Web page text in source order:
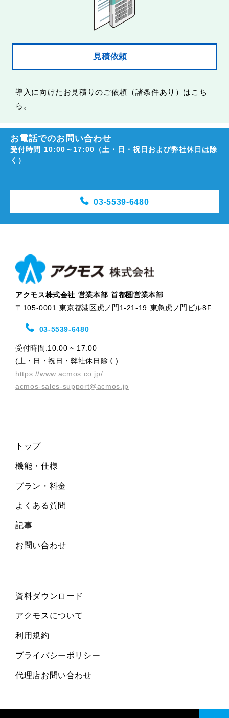
見積依頼
導入に向けたお見積りのご依頼（諸条件あり）はこち
ら。
お電話でのお問い合わせ
受付時間 10:00～17:00（土・日・祝日および弊社休日は除
く）
03-5539-6480
アクモス株式会社 営業本部 首都圏営業本部
〒105-0001 東京都港区虎ノ門1-21-19 東急虎ノ門ビル8F
03-5539-6480
受付時間:10:00 ~ 17:00
(土・日・祝日・弊社休日除く)
https://www.acmos.co.jp/
acmos-sales-support@acmos.jp
トップ
機能・仕様
プラン・料金
よくある質問
記事
お問い合わせ
資料ダウンロード
アクモスについて
利用規約
プライバシーポリシー
代理店お問い合わせ